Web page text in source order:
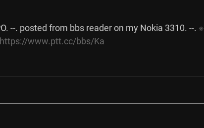
--. posted from bbs reader on my Nokia 3310. --. ※
https://www.ptt.cc/bbs/Ka